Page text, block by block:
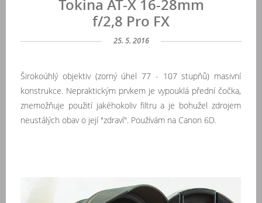
Tokina AT-X 16-28mm
f/2,8 Pro FX
25. 5. 2016
Širokoúhlý objektiv (zorný úhel 77 - 107 stupňů) masivní
konstrukce. Nepraktickým prvkem je vypouklá přední čočka,
znemožňuje použití jakéhokoliv filtru a je bohužel zdrojem
neustálých obav o její "zdraví". Používám na Canon 6D.